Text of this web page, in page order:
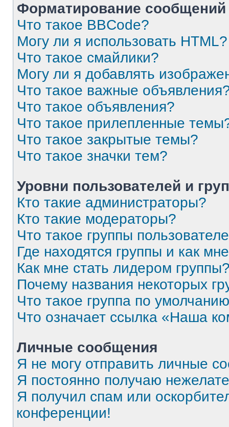
Форматирование
Что такое BBCode?
Могу ли я использовать HTML?
Что такое смайлики?
Могу ли я добавлять
Что такое важные
Что такое объявления?
Что такое прилепленные
Что такое закрытые темы?
Что такое значки тем?
Уровни пользователей и
Кто такие администраторы?
Кто такие модераторы?
Что такое группы
Где находятся группы и как
Как мне стать лидером
Почему названия некоторых
Что такое группа по
Что означает ссылка «Наша
Личные сообщения
Я не могу отправить личные
Я постоянно получаю
Я получил спам или
конференции!